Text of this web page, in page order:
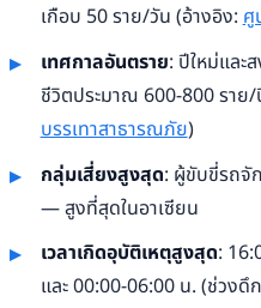
เกือบ 50 ราย/วัน (อ้างอิง:ศู
เทศกาลอันตราย: ปีใหม่และ
ชีวิตประมาณ 600-800 ราย
บรรเทาสาธารณภัย)
กลุ่มเสี่ยงสูงสุด: ผู้ขับขี่รถจั
— สูงที่สุดในอาเซียน
เวลาเกิดอุบัติเหตุสูงสุด:
และ 00:00-06:00 น. (ช่วงดึ